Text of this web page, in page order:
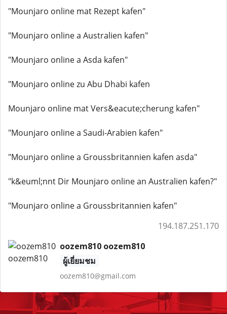
"Mounjaro online mat Rezept kafen"
"Mounjaro online a Australien kafen"
"Mounjaro online a Asda kafen"
"Mounjaro online zu Abu Dhabi kafen
Mounjaro online mat Vers&eacute;cherung kafen"
"Mounjaro online a Saudi-Arabien kafen"
"Mounjaro online a Groussbritannien kafen asda"
"k&euml;nnt Dir Mounjaro online an Australien kafen?"
"Mounjaro online a Groussbritannien kafen"
194.187.251.170
oozem810 oozem810
ผู้เยี่ยมชม
oozem810@gmail.com